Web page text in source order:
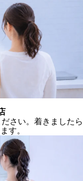
さい。着きましたら
す。